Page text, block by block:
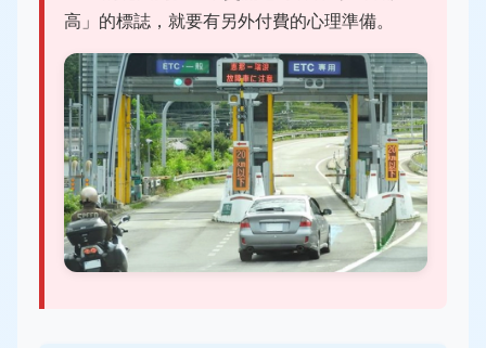
高」的標誌，就要有另外付費的心理準備。